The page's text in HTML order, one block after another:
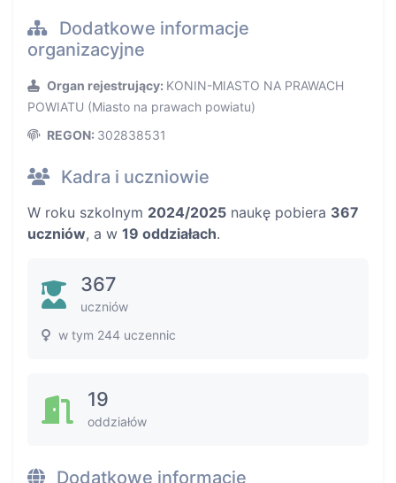
Dodatkowe informacje
organizacyjne
Organ rejestrujący: KONIN-MIASTO NA PRAWACH
POWIATU (Miasto na prawach powiatu)
REGON: 302838531
Kadra i uczniowie
W roku szkolnym 2024/2025 naukę pobiera 367
uczniów, a w 19 oddziałach.
367
uczniów
w tym 244 uczennic
19
oddziałów
Dodatkowe informacje